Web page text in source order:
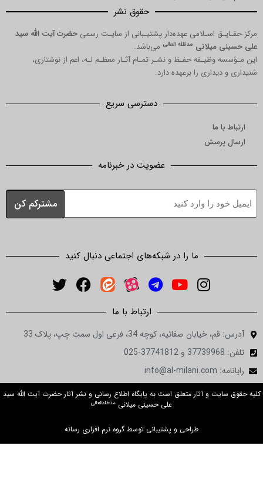
حقوق نشر
اسـلامی عهده‌دار پشتیـبانی از سایـت رسمیحضرت آیت الله سید
مدظله العالیمی‌باشد.
حفـظ و نشـر تمـام آثـار معظـم لـه، اعم از نوشتاری،
را برعهده دارد.
دسترسی سریع
عضویت در خبرنامه
ما را در شبکه‌های اجتماعی دنبال کنید
ارتباط با ما
صفائیه، کوچه 34، فرعی اول سمت چپ، پلاک 33
و آثار متعلق است به پایگاه اطلاع رسانی و نشر آثار حضرت آیت الله سید
علی حسینی میلانی مدظله‌العالی
طراحی و پشتیبانی توسط گروه نرم افزاری رسانه